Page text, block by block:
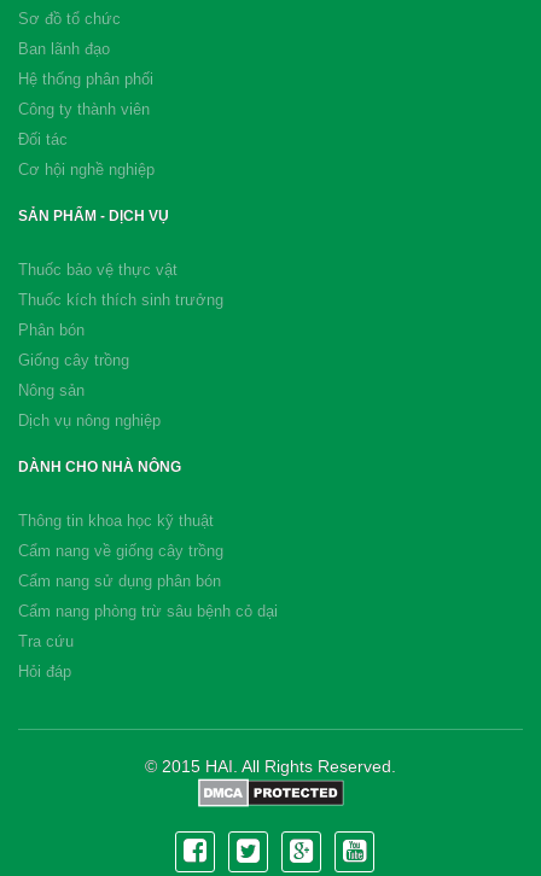
Sơ đồ tổ chức
Ban lãnh đạo
Hệ thống phân phối
Công ty thành viên
Đối tác
Cơ hội nghề nghiệp
SẢN PHẨM - DỊCH VỤ
Thuốc bảo vệ thực vật
Thuốc kích thích sinh trưởng
Phân bón
Giống cây trồng
Nông sản
Dịch vụ nông nghiệp
DÀNH CHO NHÀ NÔNG
Thông tin khoa học kỹ thuật
Cẩm nang về giống cây trồng
Cẩm nang sử dụng phân bón
Cẩm nang phòng trừ sâu bệnh cỏ dại
Tra cứu
Hỏi đáp
© 2015 HAI. All Rights Reserved.